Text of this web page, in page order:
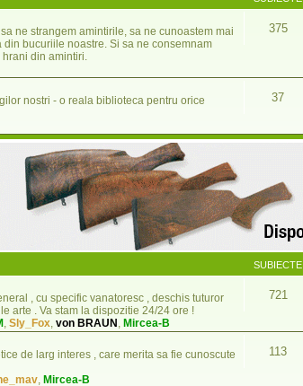
ne strangem amintirile, sa ne cunoastem mai
bucuriile noastre. Si sa ne consemnam
din amintiri.
375
nostri - o reala biblioteca pentru orice
37
SUBIECTE
, cu specific vanatoresc , deschis tuturor
arte . Va stam la dispozitie 24/24 ore !
, Sly_Fox, von BRAUN , Mircea-B
721
de larg interes , care merita sa fie cunoscute
, Mircea-B
113